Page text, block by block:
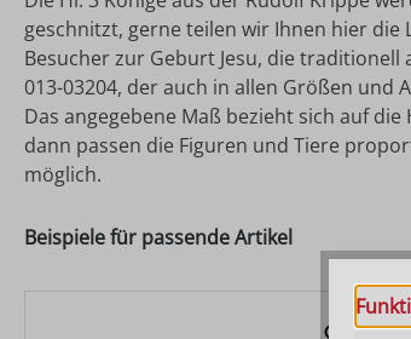
geschnitzt, gerne teilen wir Ihnen hier die
Besucher zur Geburt Jesu, die traditionell
013-03204, der auch in allen Größen und
Das angegebene Maß bezieht sich auf
dann passen die Figuren und Tiere
möglich.
Beispiele für passende Artikel